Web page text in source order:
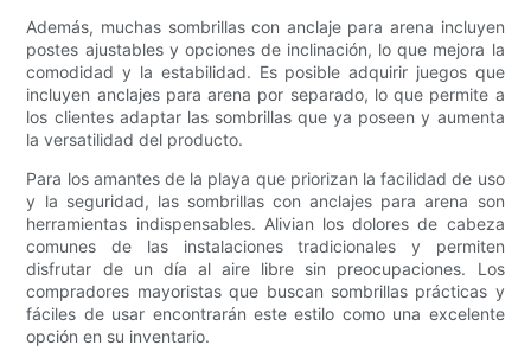
Además, muchas sombrillas con anclaje para arena incluyen
postes ajustables y opciones de inclinación, lo que mejora la
comodidad y la estabilidad. Es posible adquirir juegos que
incluyen anclajes para arena por separado, lo que permite a
los clientes adaptar las sombrillas que ya poseen y aumenta
la versatilidad del producto.
Para los amantes de la playa que priorizan la facilidad de uso
y la seguridad, las sombrillas con anclajes para arena son
herramientas indispensables. Alivian los dolores de cabeza
comunes de las instalaciones tradicionales y permiten
disfrutar de un día al aire libre sin preocupaciones. Los
compradores mayoristas que buscan sombrillas prácticas y
fáciles de usar encontrarán este estilo como una excelente
opción en su inventario.